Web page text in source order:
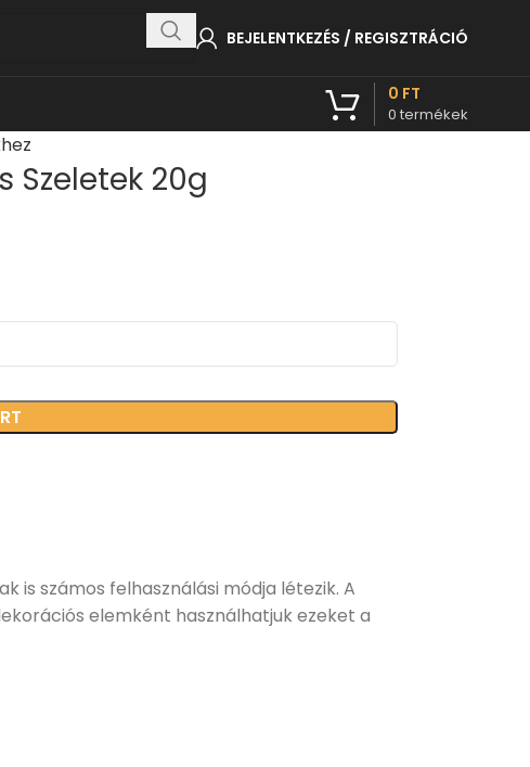
BEJELENTKEZÉS / REGISZTRÁCIÓ
0 termékek
0 FT
Szeletek 20g
számos felhasználási módja létezik. A
elemként használhatjuk ezeket a